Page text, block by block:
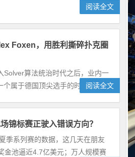
阅读全文
Foxen，用胜利撕碎扑克圈
Solver算法统治时代之后，业内一
个属于德国顶尖选手的时代...阅读全文
锦标赛正驶入错误方向？
季系列赛的数据，这几天在朋友
金池逼近4.7亿美元；万人规模赛